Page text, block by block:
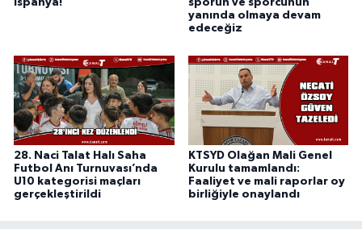
İspanya!
sporun ve sporcunun
yanında olmaya devam
edeceğiz
28. Naci Talat Halı Saha
Futbol Anı Turnuvası’nda
U10 kategorisi maçları
gerçekleştirildi
KTSYD Olağan Mali Genel
Kurulu tamamlandı:
Faaliyet ve mali raporlar oy
birliğiyle onaylandı